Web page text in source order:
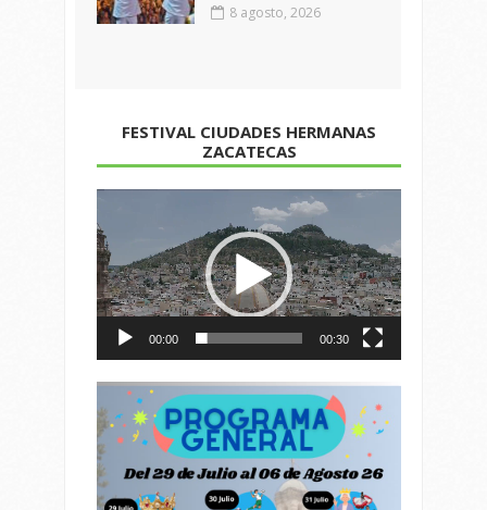
8 agosto, 2026
FESTIVAL CIUDADES HERMANAS
ZACATECAS
de
vídeo
00:00 00:30